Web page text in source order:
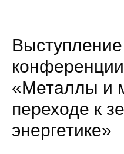
О нас
Об институте
Научные
Администрация
конференции
«Металлы и
переходе к
энергетике»